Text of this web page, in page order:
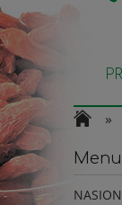
»
Menu